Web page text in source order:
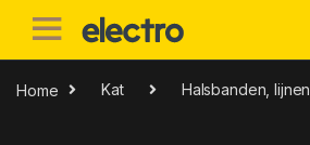
Home Kat Halsbanden, lijnen